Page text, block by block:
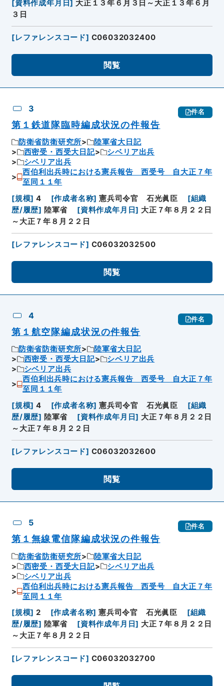
[資料作成年月日] 大正１３年６月３日～大正１３年６月
３日
[レファレンスコード] C06032032400
閲覧
3 件名
第１鉄道隊臨時編成状況の件報告
防衛省防衛研究所
陸軍省大日記
西密受・西受大日記
シベリア出兵
シベリア出兵
西伯利出兵時における憲兵報告 西受号 自大正７年
至同１１年
[規模] 4 [作成者名称] 憲兵司令官 石光眞臣 [組織
歴/履歴] 陸軍省 [資料作成年月日] 大正７年８月２２日
～大正７年８月２２日
[レファレンスコード] C06032032500
閲覧
4 件名
第１航空隊編成状況の件報告
防衛省防衛研究所
陸軍省大日記
西密受・西受大日記
シベリア出兵
シベリア出兵
西伯利出兵時における憲兵報告 西受号 自大正７年
至同１１年
[規模] 4 [作成者名称] 憲兵司令官 石光眞臣 [組織
歴/履歴] 陸軍省 [資料作成年月日] 大正７年８月２２日
～大正７年８月２２日
[レファレンスコード] C06032032600
閲覧
5 件名
第１無線電信隊編成状況の件報告
防衛省防衛研究所
陸軍省大日記
西密受・西受大日記
シベリア出兵
シベリア出兵
西伯利出兵時における憲兵報告 西受号 自大正７年
至同１１年
[規模] 2 [作成者名称] 憲兵司令官 石光眞臣 [組織
歴/履歴] 陸軍省 [資料作成年月日] 大正７年８月２２日
～大正７年８月２２日
[レファレンスコード] C06032032700